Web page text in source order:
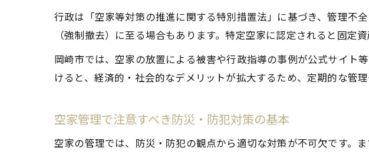
行政は「空家等対策の推進に関する特別措置法」に基づき、管理不
（強制撤去）に至る場合もあります。特定空家に認定されると固定
岡崎市では、空家の放置による被害や行政指導の事例が公式サイト
けると、経済的・社会的なデメリットが拡大するため、定期的な管理
空家管理で注意すべき防災・防犯対策の基本
空家の管理では、防災・防犯の観点から適切な対策が不可欠です。